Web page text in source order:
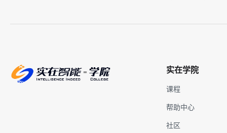
实在学院
课程
帮助中心
社区